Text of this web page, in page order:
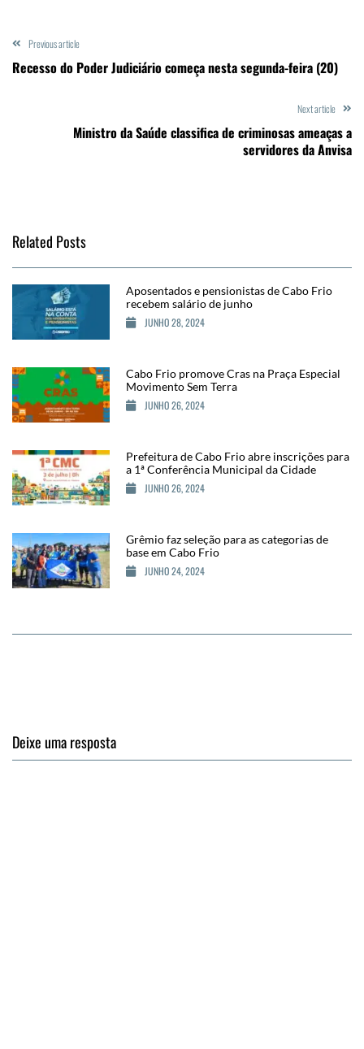
Previous article
Recesso do Poder Judiciário começa nesta segunda-feira (20)
Next article
Ministro da Saúde classifica de criminosas ameaças a
servidores da Anvisa
Related Posts
Aposentados e pensionistas de Cabo Frio
recebem salário de junho
JUNHO 28, 2024
Cabo Frio promove Cras na Praça Especial
Movimento Sem Terra
JUNHO 26, 2024
Prefeitura de Cabo Frio abre inscrições para
a 1ª Conferência Municipal da Cidade
JUNHO 26, 2024
Grêmio faz seleção para as categorias de
base em Cabo Frio
JUNHO 24, 2024
Deixe uma resposta